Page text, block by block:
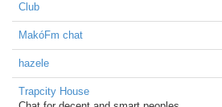
Club
MakóFm chat
hazele
Trapcity House